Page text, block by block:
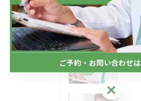
新
ご予約・お問い合わせは
ご予約・お問い合わせ